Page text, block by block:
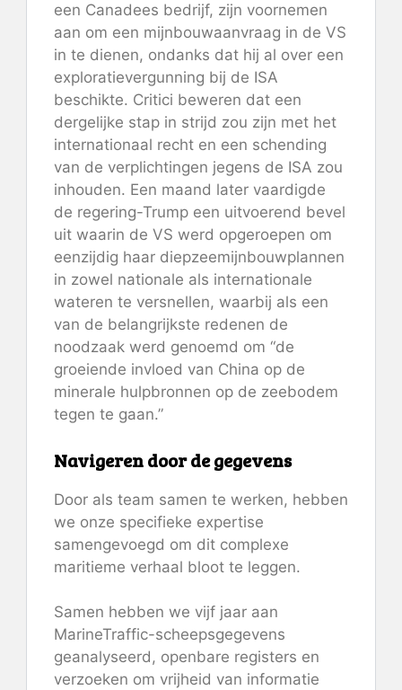
een Canadees bedrijf, zijn voornemen
aan om een ​​mijnbouwaanvraag in de VS
in te dienen, ondanks dat hij al over een
exploratievergunning bij de ISA
beschikte. Critici beweren dat een
dergelijke stap in strijd zou zijn met het
internationaal recht en een schending
van de verplichtingen jegens de ISA zou
inhouden. Een maand later vaardigde
de regering-Trump een uitvoerend bevel
uit waarin de VS werd opgeroepen om
eenzijdig haar diepzeemijnbouwplannen
in zowel nationale als internationale
wateren te versnellen, waarbij als een
van de belangrijkste redenen de
noodzaak werd genoemd om “de
groeiende invloed van China op de
minerale hulpbronnen op de zeebodem
tegen te gaan.”
Navigeren door de gegevens
Door als team samen te werken, hebben
we onze specifieke expertise
samengevoegd om dit complexe
maritieme verhaal bloot te leggen.
Samen hebben we vijf jaar aan
MarineTraffic-scheepsgegevens
geanalyseerd, openbare registers en
verzoeken om vrijheid van informatie